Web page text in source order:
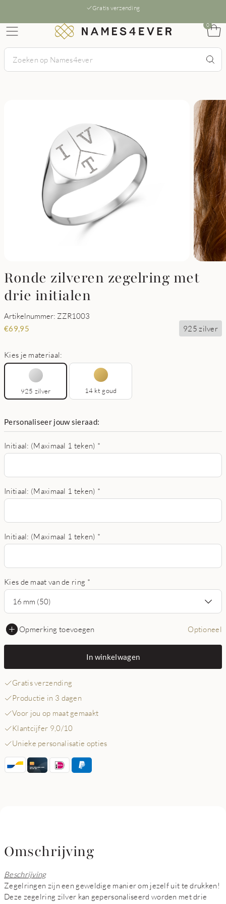
Gratis verzending
0
Ronde zilveren zegelring met
drie initialen
Artikelnummer: ZZR1003
€69,95 925 zilver
Kies je materiaal:
925 zilver 14 kt goud
Personaliseer jouw sieraad:
Initiaal: (Maximaal 1 teken) *
Initiaal: (Maximaal 1 teken) *
Initiaal: (Maximaal 1 teken) *
Kies de maat van de ring *
16 mm (50)
Opmerking toevoegen Optioneel
In winkelwagen
Gratis verzending
Productie in 3 dagen
Voor jou op maat gemaakt
Klantcijfer 9,0/10
Unieke personalisatie opties
Omschrijving
Beschrijving
Zegelringen zijn een geweldige manier om jezelf uit te drukken!
Deze zegelring zilver kan gepersonaliseerd worden met drie